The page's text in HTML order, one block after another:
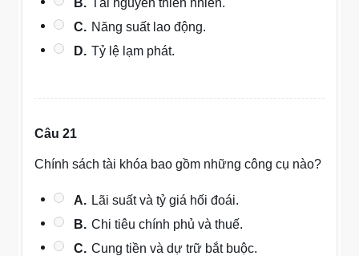
B. Tài nguyên thiên nhiên.
C. Năng suất lao động.
D. Tỷ lệ lạm phát.
Câu 21
Chính sách tài khóa bao gồm những công cụ nào?
A. Lãi suất và tỷ giá hối đoái.
B. Chi tiêu chính phủ và thuế.
C. Cung tiền và dự trữ bắt buộc.